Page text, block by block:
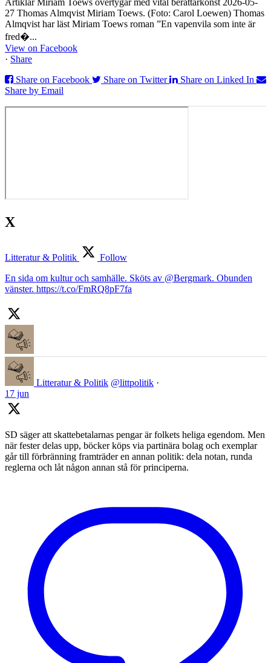
Artiklar Miriam Toews övertygar med vital berättarkonst 2026-05-
27 Thomas Almqvist Miriam Toews. (Foto: Carol Loewen) Thomas
Almqvist har läst Miriam Toews roman ”En vapenvila som inte är
fred�...
View on Facebook
· Share
Share on Facebook
Share on Twitter
Share on Linked In
Share by Email
X
Litteratur & Politik
Follow
En sida om kultur och samhälle. Sköts av @Bergmark. Obunden
vänster. https://t.co/FmRQ8pF7fa
Litteratur & Politik @littpolitik ·
17 jun
SD säger att skattebetalarnas pengar är folkets heliga egendom. Men
när fester delas upp, böcker köps via partinära bolag och exemplar
går till förbränning framträder en annan politik: dela notan, runda
reglerna och låt någon annan stå för principerna.